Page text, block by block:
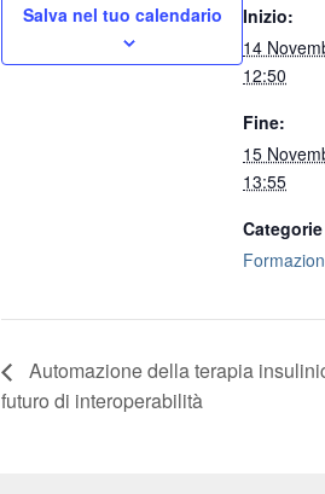
Salva nel tuo calendario
Inizio:
14
12:50
Fine:
15
13:55
Automazione della terapia
futuro di interoperabilità